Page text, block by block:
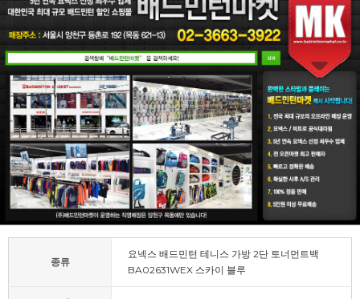
종류
요넥스 배드민턴 테니스 가방 2단 토너먼트백
BA02631WEX 스카이 블루